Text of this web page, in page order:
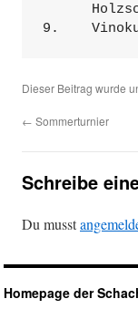
Dieser Beitrag wurde
← Sommerturnier
Schreibe
Du musst
Homepage der